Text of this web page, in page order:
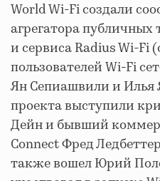
World Wi-Fi создали
агрегатора публичных
и сервиса Radius Wi-Fi
пользователей Wi-Fi
Ян Сепиашвили и
проекта выступили
Дейн и бывший
Connect Фред
также вошел Юрий